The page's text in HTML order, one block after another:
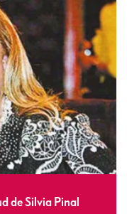
de Silvia Pinal